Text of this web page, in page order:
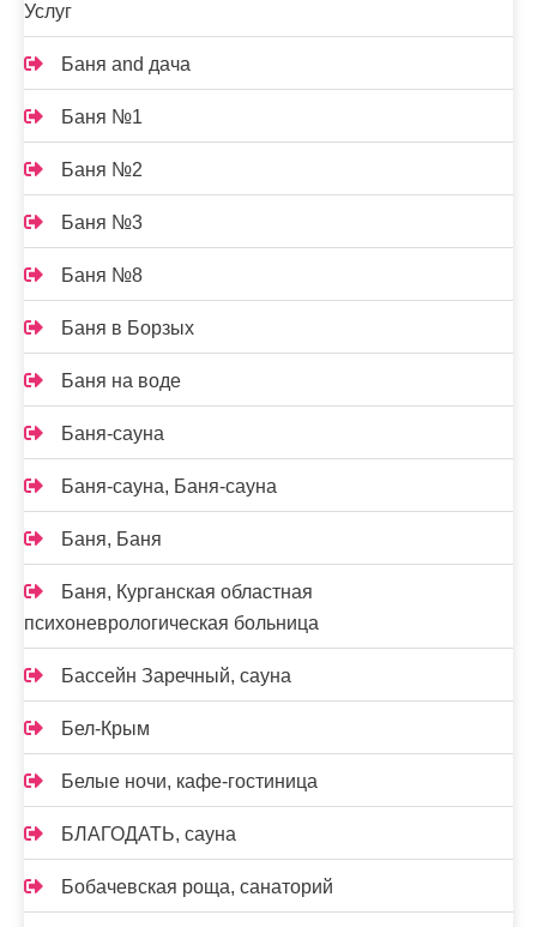
Услуг
Баня and дача
Баня №1
Баня №2
Баня №3
Баня №8
Баня в Борзых
Баня на воде
Баня-сауна
Баня-сауна, Баня-сауна
Баня, Баня
Баня, Курганская областная
психоневрологическая больница
Бассейн Заречный, сауна
Бел-Крым
Белые ночи, кафе-гостиница
БЛАГОДАТЬ, сауна
Бобачевская роща, санаторий